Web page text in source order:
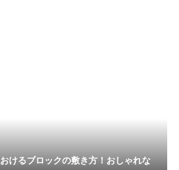
けるブロックの敷き方！おしゃれな